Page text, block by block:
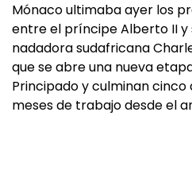
Mónaco ultimaba ayer los
entre el príncipe Alberto II y
nadadora sudafricana
que se abre una nueva
Principado y culminan cinco
meses de trabajo desde el